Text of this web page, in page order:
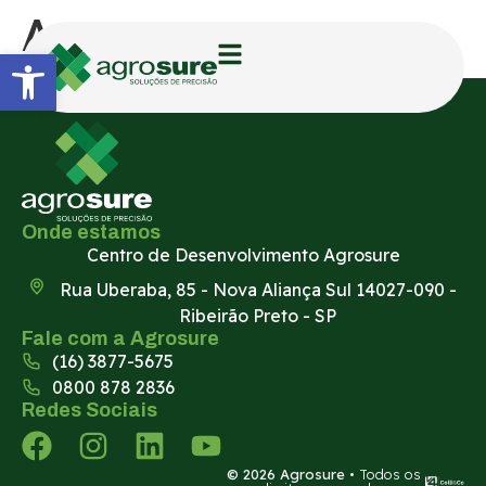
Agrocana
Onde estamos
Centro de Desenvolvimento Agrosure
Rua Uberaba, 85 - Nova Aliança Sul 14027-090 -
Ribeirão Preto - SP
Fale com a Agrosure
(16) 3877-5675
0800 878 2836
Redes Sociais
© 2026 Agrosure • Todos os
Abrir a barra de ferramentas